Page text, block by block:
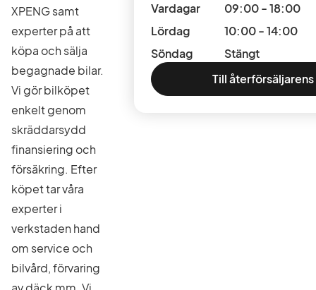
XPENG samt
experter på att
köpa och sälja
begagnade bilar.
Vi gör bilköpet
enkelt genom
skräddarsydd
finansiering och
försäkring. Efter
köpet tar våra
experter i
verkstaden hand
om service och
bilvård, förvaring
Vardagar
09:00 - 18:00
Lördag
10:00 - 14:00
Söndag
Stängt
Till återförsäljarens